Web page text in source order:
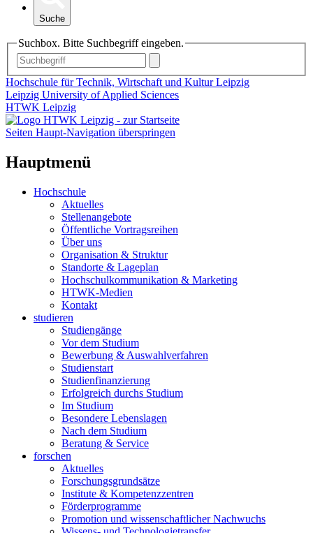
Suche
Suchbox. Bitte Suchbegriff eingeben.
Hochschule für Technik, Wirtschaft und Kultur Leipzig
Leipzig University of Applied Sciences
HTWK Leipzig
Seiten Haupt-Navigation überspringen
Hauptmenü
Hochschule
Aktuelles
Stellenangebote
Öffentliche Vortragsreihen
Über uns
Organisation & Struktur
Standorte & Lageplan
Hochschulkommunikation & Marketing
HTWK-Medien
Kontakt
studieren
Studiengänge
Vor dem Studium
Bewerbung & Auswahlverfahren
Studienstart
Studienfinanzierung
Erfolgreich durchs Studium
Im Studium
Besondere Lebenslagen
Nach dem Studium
Beratung & Service
forschen
Aktuelles
Forschungsgrundsätze
Institute & Kompetenzzentren
Förderprogramme
Promotion und wissenschaftlicher Nachwuchs